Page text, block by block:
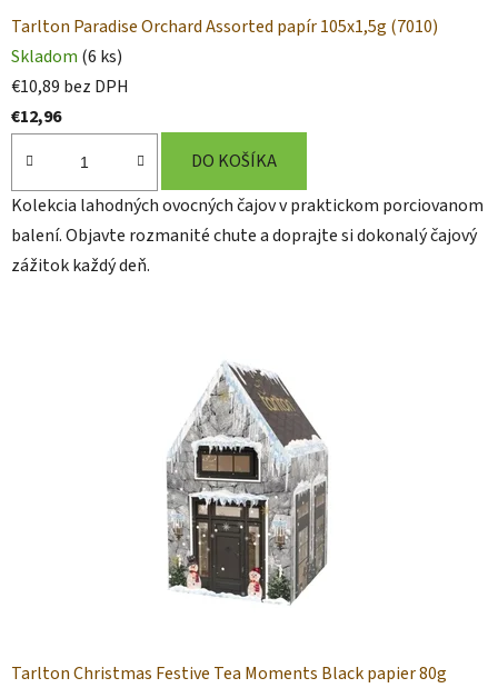
v
i
n
y
.
Tarlton Paradise Orchard Assorted papír 105x1,5g (7010)
Skladom (6 ks)
€10,89 bez DPH
€12,96
DO KOŠÍKA
Kolekcia lahodných ovocných čajov v praktickom porciovanom
balení. Objavte rozmanité chute a doprajte si dokonalý čajový
zážitok každý deň.
Tarlton Christmas Festive Tea Moments Black papier 80g